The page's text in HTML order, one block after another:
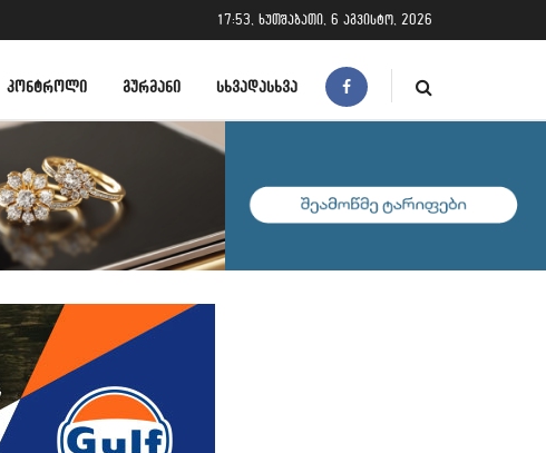
17:53, ხუთშაბათი, 6 აგვისტო, 2026
ᲙᲝᲜᲢᲠᲝᲚᲘ ᲒᲣᲠᲛᲐᲜᲘ ᲡᲮᲕᲐᲓᲐᲡᲮᲕᲐ